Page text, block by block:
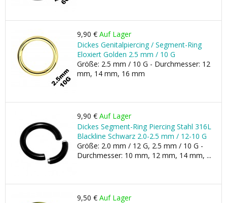
9,90 € Auf Lager
Dickes Genitalpiercing / Segment-Ring
Eloxiert Golden 2.5 mm / 10 G
Größe: 2.5 mm / 10 G - Durchmesser: 12
mm, 14 mm, 16 mm
9,90 € Auf Lager
Dickes Segment-Ring Piercing Stahl 316L
Blackline Schwarz 2.0-2.5 mm / 12-10 G
Größe: 2.0 mm / 12 G, 2.5 mm / 10 G -
Durchmesser: 10 mm, 12 mm, 14 mm, ...
9,50 € Auf Lager